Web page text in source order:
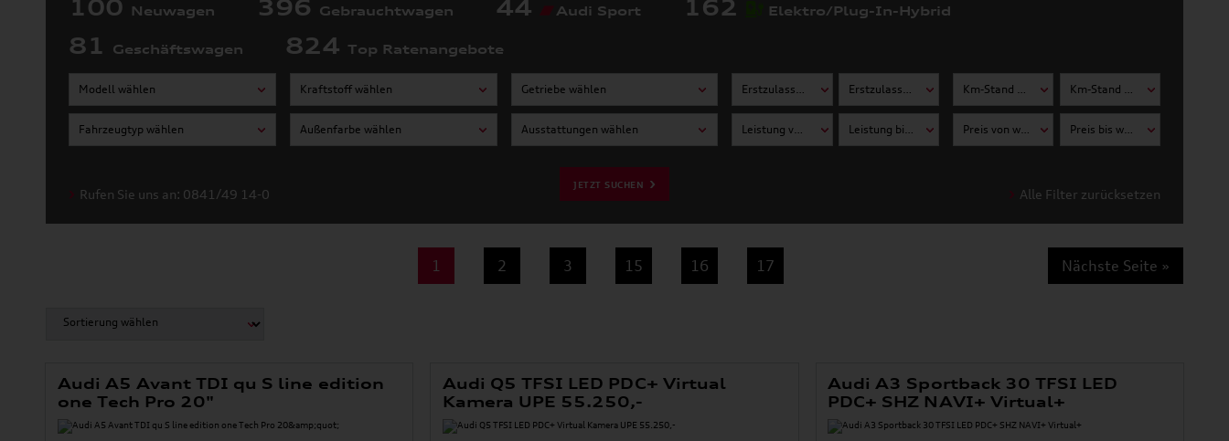
100 Neuwagen 396 Gebrauchtwagen 44 Audi Sport 162 Elektro/Plug-In-Hybrid
81 Geschäftswagen 824 Top Ratenangebote
Modell wählen Kraftstoff wählen Getriebe wählen
Fahrzeugtyp wählen Außenfarbe wählen Ausstattungen wählen Preis bis wählen
JETZT SUCHEN
Alle Filter zurücksetzen
Rufen Sie uns an: 0841/49 14-0
1 2 3 15 16 17 Nächste Seite »
Audi A5 Avant TDI qu S line edition
one Tech Pro 20"
Audi Q5 TFSI LED PDC+ Virtual
Kamera UPE 55.250,-
Audi A3 Sportback 30 TFSI LED
PDC+ SHZ NAVI+ Virtual+